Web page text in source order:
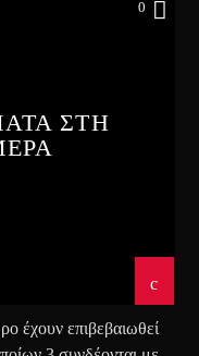
0
ΣΤΗ
έχουν επιβεβαιωθεί